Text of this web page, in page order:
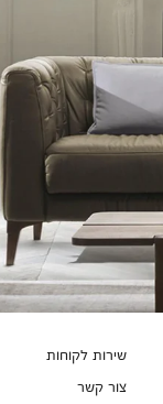
שירות לקוחות
צור קשר